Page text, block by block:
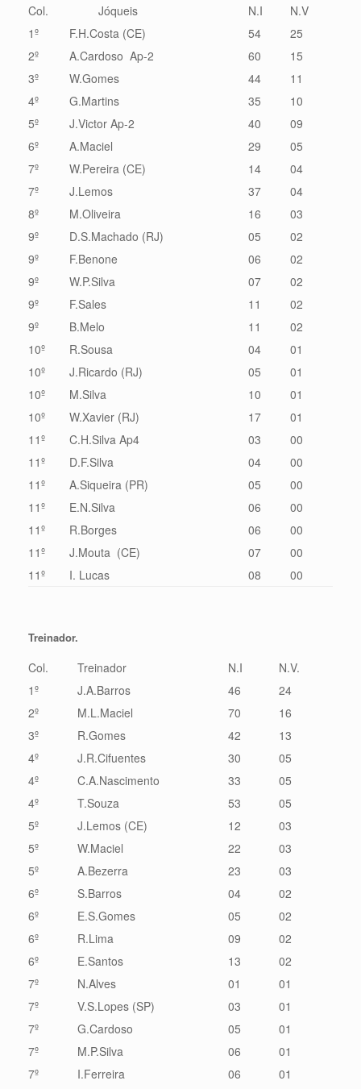
Col. Jóqueis N.I
N.V
1º
F.H.Costa (CE) 54
25
2º
A.Cardoso Ap-2 60
15
3º
W.Gomes 44
11
4º
G.Martins 35
10
5º
J.Victor Ap-2 40
09
6º
A.Maciel 29
05
7º
W.Pereira (CE) 14
04
7º
J.Lemos 37
04
8º
M.Oliveira 16
03
9º
D.S.Machado (RJ) 05
02
9º
F.Benone 06
02
9º
W.P.Silva 07
02
9º
F.Sales 11
02
9º
B.Melo 11
02
10º
R.Sousa 04
01
10º
J.Ricardo (RJ) 05
01
10º
M.Silva 10
01
10º
W.Xavier (RJ) 17
01
11º
C.H.Silva Ap4 03
00
11º
D.F.Silva 04
00
11º
A.Siqueira (PR) 05
00
11º
E.N.Silva 06
00
11º
R.Borges 06
00
11º
J.Mouta (CE) 07
00
11º
I. Lucas 08 00
Treinador.
Col. Treinador N.I
N.V.
1º
J.A.Barros 46
24
2º
M.L.Maciel 70
16
3º
R.Gomes 42
13
4º
J.R.Cifuentes 30
05
4º
C.A.Nascimento 33
05
4º
T.Souza 53
05
5º
J.Lemos (CE) 12
03
5º
W.Maciel 22
03
5º
A.Bezerra 23
03
6º
S.Barros 04
02
6º
E.S.Gomes 05
02
6º
R.Lima 09
02
6º
E.Santos 13
02
7º
N.Alves 01
01
7º
V.S.Lopes (SP) 03
01
7º
G.Cardoso 05
01
7º
M.P.Silva 06
01
7º
I.Ferreira 06
01